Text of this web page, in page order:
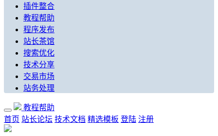
插件整合
教程帮助
程序发布
站长茶馆
搜索优化
技术分享
交易市场
站务处理
教程帮助
首页 站长论坛 技术文档 精选模板 登陆 注册